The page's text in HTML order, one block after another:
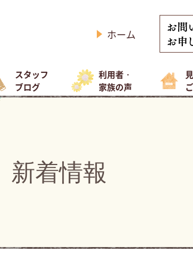
ホーム
スタッフ
ブログ
利用者・
家族の声
新着情報